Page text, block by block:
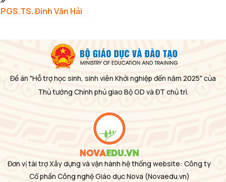
PGS.TS. Đinh Văn Hải
Đề án "Hỗ trợ học sinh, sinh viên Khởi nghiệp đến năm 2025" của
Thủ tướng Chính phủ giao Bộ GD và ĐT chủ trì.
Đơn vị tài trợ Xây dựng và vận hành hệ thống website: Công ty
Cổ phần Công nghệ Giáo dục Nova (Novaedu.vn)